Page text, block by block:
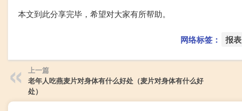
本文到此分享完毕，希望对大家有所帮助。
网络标签： 报表
上一篇
老年人吃燕麦片对身体有什么好处（麦片对身体有什么好
处）